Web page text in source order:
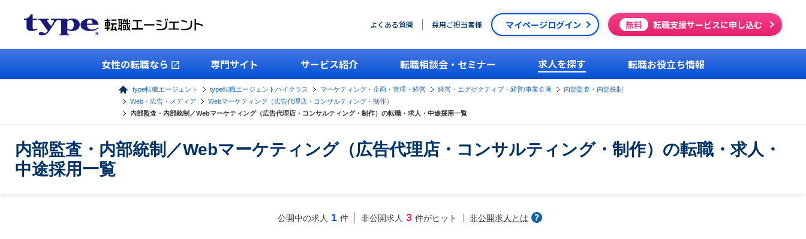
よくある質問 採用ご担当者様 マイページログイン 無料 転職支援サービスに申し込む
女性の転職なら 専門サイト サービス紹介 転職相談会・セミナー 求人を探す 転職お役立ち情報
type転職エージェント type転職エージェントハイクラス マーケティング・企画・管理・経営 経営・エグゼクティブ・経営/事業企画
内部監査・内部統制
Web・広告・メディア
Webマーケティング（広告代理店・コンサルティング・制作）
内部監査・内部統制／Webマーケティング（広告代理店・コンサルティング・制作）の転職・求人・中途採用一覧
内部監査・内部統制／Webマーケティング（広告代理店・コンサルティング・制作）の転職・求人・
中途採用一覧
公開中の求人 1 件 非公開求人 3 件がヒット 非公開求人とは